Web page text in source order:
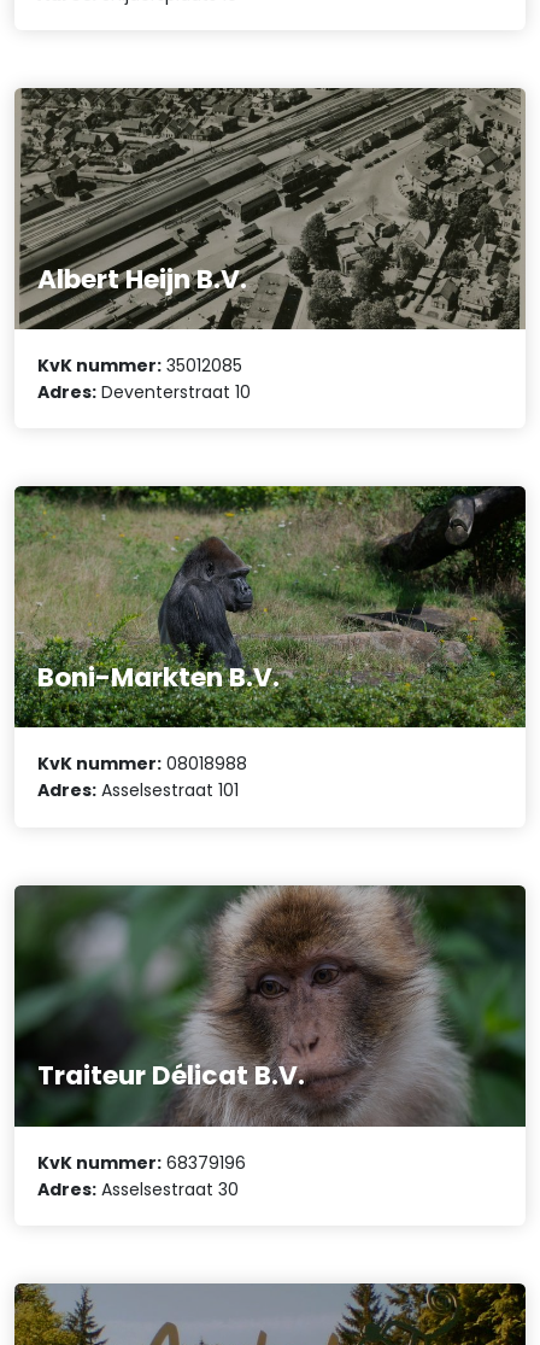
Albert Heijn B.V.
KvK nummer: 35012085
Adres: Deventerstraat 10
Boni-Markten B.V.
KvK nummer: 08018988
Adres: Asselsestraat 101
Traiteur Délicat B.V.
KvK nummer: 68379196
Adres: Asselsestraat 30